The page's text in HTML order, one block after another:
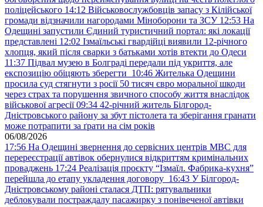
поліцейського 14:12 Військовослужбовців запасу з Кілійської
громади відзначили нагородами Міноборони та ЗСУ 12:53 На
Одещині запустили Єдиний туристичний портал: які локації
представлені 12:02 Ізмаїльські гвардійці виявили 12-річного
хлопця, який після сварки з батьками хотів втекти до Одеси
11:37 Підвал музею в Болграді передали під укриття, але
експозицію обіцяють зберегти 10:46 Жителька Одещини
просила суд стягнути з росії 50 тисяч євро моральної шкоди
через страх та порушення звичного способу життя внаслідок
військової агресії 09:34 42-річний житель Білгород-
Дністровського району за збут пістолета та зберігання гранати
може потрапити за ґрати на сім років
06/08/2026
17:56 На Одещині звернення до сервісних центрів МВС для
перереєстрації автівок обернулися відкриттям кримінальних
проваджень 17:24 Реалізація проєкту “Ізмаїл. Фабрика-кухня”
перейшла до етапу укладення договору 16:43 У Білгород-
Дністровському районі сталася ДТП: рятувальники
деблокували постраждалу пасажирку з понівеченої автівки